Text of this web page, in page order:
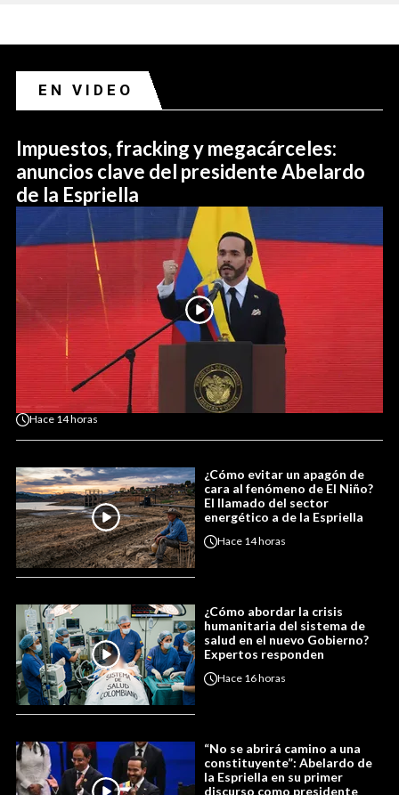
EN VIDEO
Impuestos, fracking y megacárceles:
anuncios clave del presidente Abelardo
de la Espriella
Hace 14 horas
¿Cómo evitar un apagón de
cara al fenómeno de El Niño?
El llamado del sector
energético a de la Espriella
Hace 14 horas
¿Cómo abordar la crisis
humanitaria del sistema de
salud en el nuevo Gobierno?
Expertos responden
Hace 16 horas
“No se abrirá camino a una
constituyente”: Abelardo de
la Espriella en su primer
discurso como presidente